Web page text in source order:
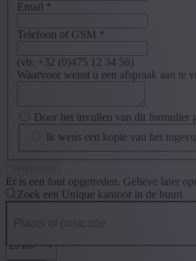
Email *
Telefoon of GSM *
(vb: +32 (0)475 12 34 56)
Waarvoor wenst u een afspraak aan te
Door het invullen van dit formulier
Ik wens een kopie van het
Er is een fout opgetreden. Gelieve later
Zoek een Unique kantoor in de buurt